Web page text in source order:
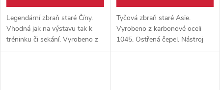
Legendární zbraň staré Číny.
Vhodná jak na výstavu tak k
tréninku či sekání. Vyrobeno z
kvalitní karbonové oceli.
Tyčová zbraň staré Asie.
Vyrobeno z karbonové oceli
1045. Ostřená čepel. Nástroj
vhodný k tréninku i sekání.